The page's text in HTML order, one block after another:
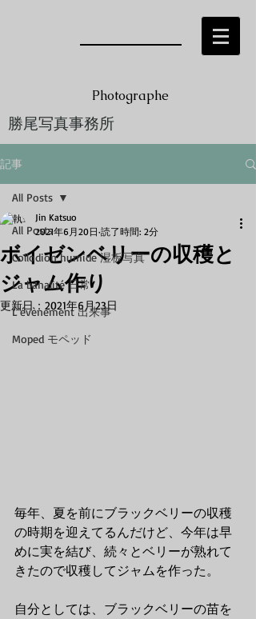
Photographe
勝尾写真事務所
Jin KATSUO
記事
All Posts
Collodion humide 湿板写真
La banalité 日常
L’évènement 出来事
Moped モペッド
All Posts
ボイゼンベリーの収穫と
ジャム作り
Jin Katsuo
2021年6月20日 読了時間: 2分
更新日： 2021年6月23日
毎年、夏を前にブラックベリーの収穫
の時期を迎えてるんだけど、今年は早
めに実を結び、続々とベリーが熟れて
きたので収穫してジャムを作った。
自分としては、ブラックベリーの苗を